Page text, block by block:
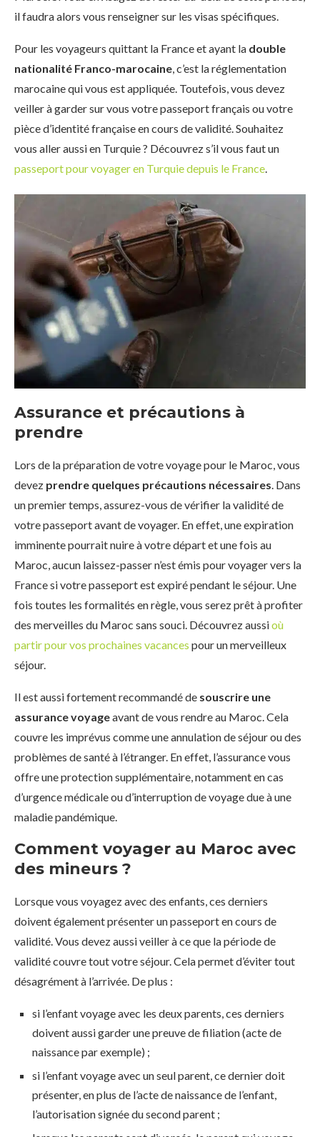
il faudra alors vous renseigner sur les visas spécifiques.
Pour les voyageurs quittant la France et ayant la double
nationalité Franco-marocaine, c’est la réglementation
marocaine qui vous est appliquée. Toutefois, vous devez
veiller à garder sur vous votre passeport français ou votre
pièce d’identité française en cours de validité. Souhaitez
vous aller aussi en Turquie ? Découvrez s’il vous faut un
passeport pour voyager en Turquie depuis le France.
Assurance et précautions à
prendre
Lors de la préparation de votre voyage pour le Maroc, vous
devez prendre quelques précautions nécessaires. Dans
un premier temps, assurez-vous de vérifier la validité de
votre passeport avant de voyager. En effet, une expiration
imminente pourrait nuire à votre départ et une fois au
Maroc, aucun laissez-passer n’est émis pour voyager vers la
France si votre passeport est expiré pendant le séjour. Une
fois toutes les formalités en règle, vous serez prêt à profiter
des merveilles du Maroc sans souci. Découvrez aussioù
partir pour vos prochaines vacances pour un merveilleux
séjour.
Il est aussi fortement recommandé de souscrire une
assurance voyageavant de vous rendre au Maroc. Cela
couvre les imprévus comme une annulation de séjour ou des
problèmes de santé à l’étranger. En effet, l’assurance vous
offre une protection supplémentaire, notamment en cas
d’urgence médicale ou d’interruption de voyage due à une
maladie pandémique.
Comment voyager au Maroc avec
des mineurs ?
Lorsque vous voyagez avec des enfants, ces derniers
doivent également présenter un passeport en cours de
validité. Vous devez aussi veiller à ce que la période de
validité couvre tout votre séjour. Cela permet d’éviter tout
désagrément à l’arrivée. De plus :
si l’enfant voyage avec les deux parents, ces derniers
doivent aussi garder une preuve de filiation (acte de
naissance par exemple) ;
si l’enfant voyage avec un seul parent, ce dernier doit
présenter, en plus de l’acte de naissance de l’enfant,
l’autorisation signée du second parent ;